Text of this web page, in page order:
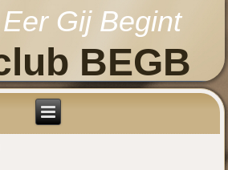
Gij Begint
BEGB